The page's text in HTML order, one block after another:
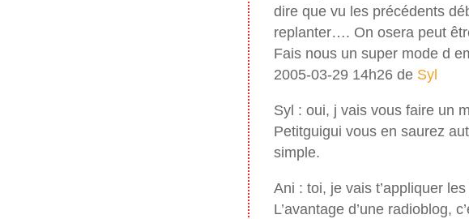
dire que vu les précédents
replanter…. On osera peut
Fais nous un super mode d
2005-03-29 14h26 de Syl
Syl : oui, j vais vous faire un
Petitguigui vous en saurez
simple.
Ani : toi, je vais t’appliquer
L’avantage d’une radioblog,